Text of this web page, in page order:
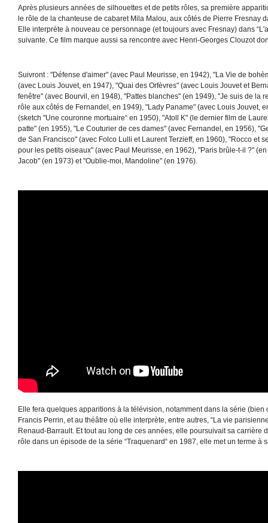
Après plusieurs années de silhouettes et de petits rôles, sa première
le rôle de la chanteuse de cabaret Mila Malou, aux côtés de Pierre Fresnay
Elle interprète à nouveau ce personnage (et toujours avec Fresnay) dans
suivante. Ce film marque aussi sa rencontre avec Henri-Georges Clouzot
Suivront : "Défense d'aimer" (avec Paul Meurisse, en 1942), "La Vie de
(avec Louis Jouvet, en 1947), "Quai des Orfèvres" (avec Louis Jouvet et
fenêtre" (avec Bourvil, en 1948), "Pattes blanches" (en 1949), "Je suis de la
rôle aux côtés de Fernandel, en 1949), "Lady Paname" (avec Louis Jouvet,
(sketch "Une couronne mortuaire“ en 1950), "Atoll K" (le dernier film de
patte" (en 1955), "Le Couturier de ces dames" (avec Fernandel, en 1956),
de San Francisco" (avec Folco Lulli et Laurent Terzieff, en 1960), "Rocco et
pour les petits oiseaux" (avec Paul Meurisse, en 1962), "Paris brûle-t-il ?"
Jacob" (en 1973) et "Oublie-moi, Mandoline" (en 1976).
Elle fera quelques apparitions à la télévision, notamment dans la série (bien
Francis Perrin, et au théâtre où elle interprète, entre autres, “La vie
Renaud-Barrault. Et tout au long de ces années, elle poursuivait sa carrière
rôle dans un épisode de la série “Traquenard“ en 1987, elle met un terme à